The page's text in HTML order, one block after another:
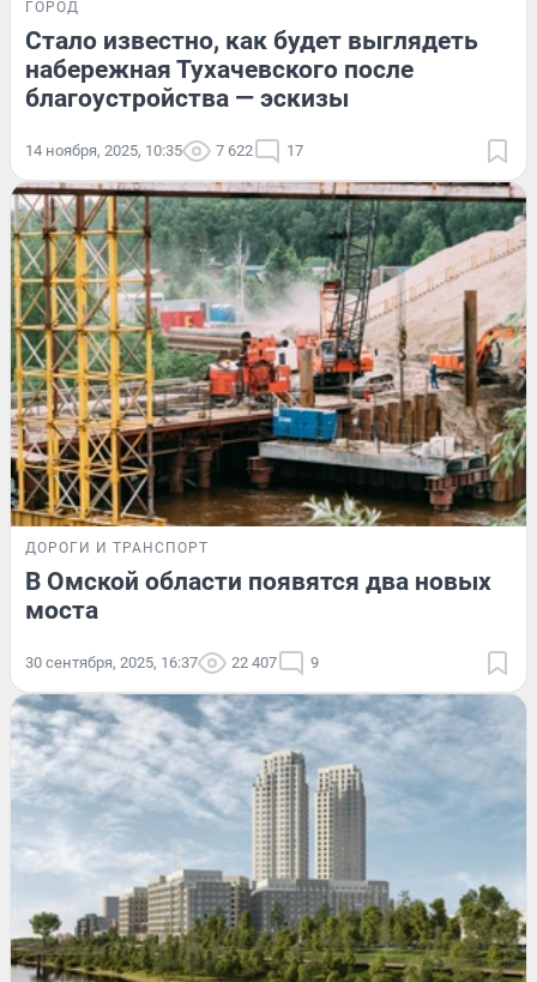
ГОРОД
Стало известно, как будет выглядеть
набережная Тухачевского после
благоустройства — эскизы
14 ноября, 2025, 10:35 7 622 17
ДОРОГИ И ТРАНСПОРТ
В Омской области появятся два новых
моста
30 сентября, 2025, 16:37 22 407 9